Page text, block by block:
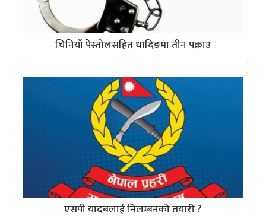
चिनियाँ पेस्तोलसहित धादिङमा तीन पक्राउ
एसपी यादबलाई निलम्बनको तयारी ?